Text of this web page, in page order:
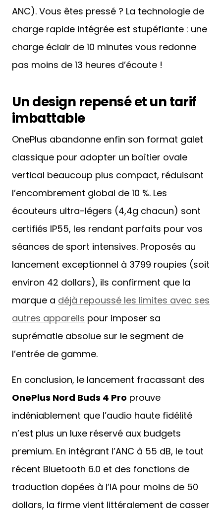
ANC). Vous êtes pressé ? La technologie de
charge rapide intégrée est stupéfiante : une
charge éclair de 10 minutes vous redonne
pas moins de 13 heures d’écoute !
Un design repensé et un tarif
imbattable
OnePlus abandonne enfin son format galet
classique pour adopter un boîtier ovale
vertical beaucoup plus compact, réduisant
l’encombrement global de 10 %. Les
écouteurs ultra-légers (4,4g chacun) sont
certifiés IP55, les rendant parfaits pour vos
séances de sport intensives. Proposés au
lancement exceptionnel à 3799 roupies (soit
environ 42 dollars), ils confirment que la
marque a déjà repoussé les limites avec ses
autres appareils pour imposer sa
suprématie absolue sur le segment de
l’entrée de gamme.
En conclusion, le lancement fracassant des
OnePlus Nord Buds 4 Pro prouve
indéniablement que l’audio haute fidélité
n’est plus un luxe réservé aux budgets
premium. En intégrant l’ANC à 55 dB, le tout
récent Bluetooth 6.0 et des fonctions de
traduction dopées à l’IA pour moins de 50
dollars, la firme vient littéralement de casser